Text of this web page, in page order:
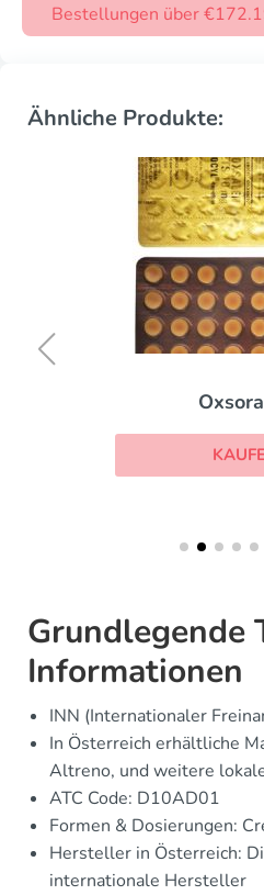
Bestellungen über
Ähnliche Produkte:
Grundlegende
Informationen
INN (Internationaler
In Österreich erhältliche
Altreno, und weitere
ATC Code: D10AD01
Formen & Dosierungen:
Hersteller in Österreich:
internationale Hersteller